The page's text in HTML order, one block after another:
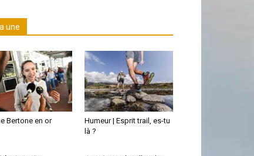
une
Bertone en or
Humeur | Esprit trail, es-tu
là ?